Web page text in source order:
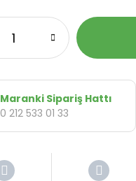
Maranki Sipariş Hattı
0 212 533 01 33